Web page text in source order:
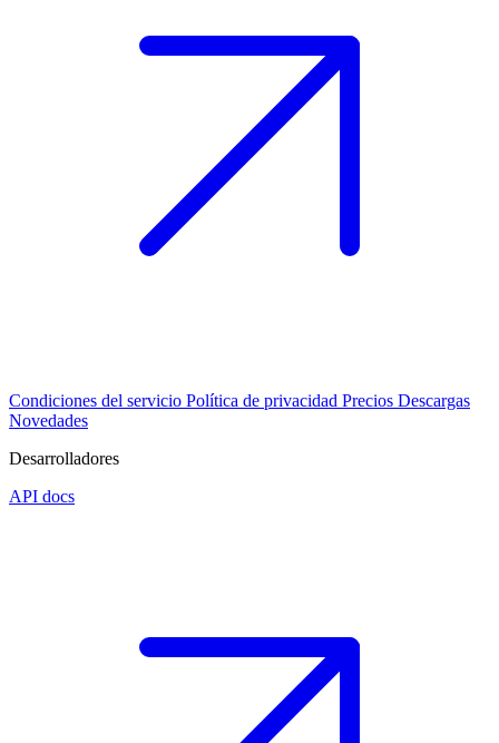
Condiciones del servicio Política de privacidad Precios Descargas
Novedades
Desarrolladores
API docs